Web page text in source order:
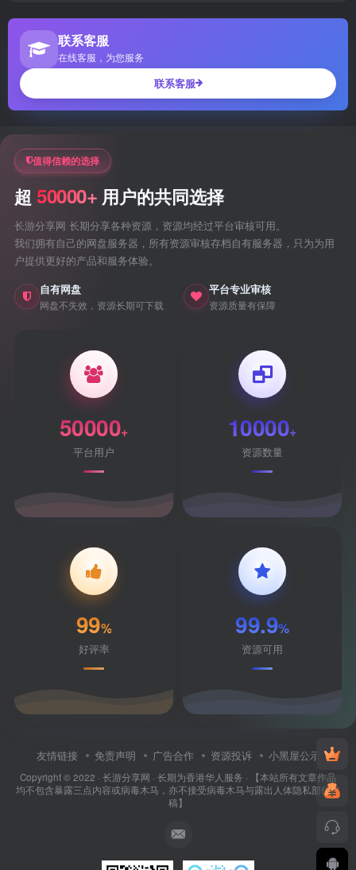
联系客服
在线客服，为您服务
联系客服
值得信赖的选择
超 50000+ 用户的共同选择
长游分享网 长期分享各种资源，资源均经过平台审核可用。
我们拥有自己的网盘服务器，所有资源审核存档自有服务器，只为为用
户提供更好的产品和服务体验。
自有网盘
网盘不失效，资源长期可下载
平台专业审核
资源质量有保障
50000+
平台用户
10000+
资源数量
99%
好评率
99.9%
资源可用
友情链接 免责声明 广告合作 资源投诉 小黑屋公示
Copyright © 2022 · 长游分享网 · 长期为香港华人服务 · 【本站所有文章作品
均不包含暴露三点内容或病毒木马，亦不接受病毒木马与露出人体隐私部位投
稿】